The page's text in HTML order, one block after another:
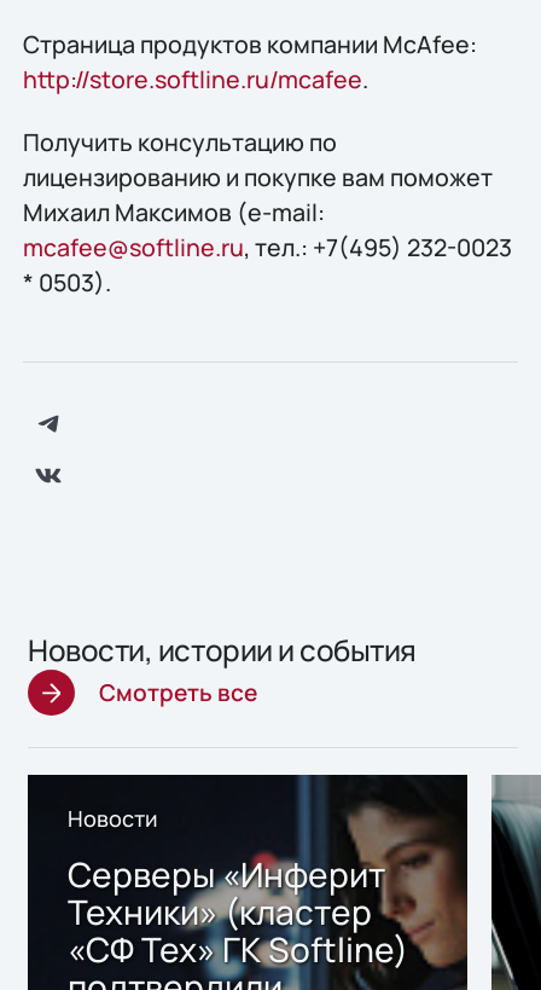
Страница продуктов компании McAfee:
http://store.softline.ru/mcafee.
Получить конcультацию по
лицензированию и покупке вам поможет
Михаил Максимов (e-mail:
mcafee@softline.ru, тел.: +7(495) 232-0023
* 0503).
Новости, истории и события
Смотреть все
Новости
Серверы «Инферит
Техники» (кластер
«СФ Тех» ГК Softline)